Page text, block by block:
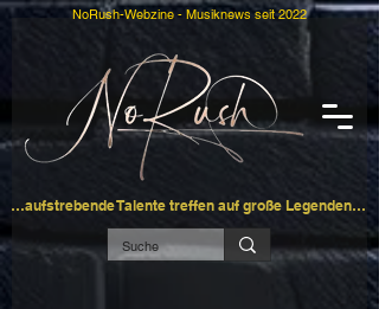
…aufstrebende Talente treffen auf große Legenden…
NoRush-Webzine - Musiknews seit 2022